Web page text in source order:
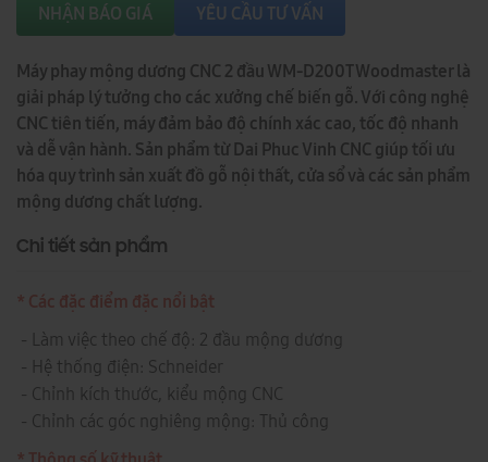
NHẬN BÁO GIÁ YÊU CẦU TƯ VẤN
Máy phay mộng dương CNC 2 đầu WM-D200T Woodmaster là
giải pháp lý tưởng cho các xưởng chế biến gỗ. Với công nghệ
CNC tiên tiến, máy đảm bảo độ chính xác cao, tốc độ nhanh
và dễ vận hành. Sản phẩm từ Dai Phuc Vinh CNC giúp tối ưu
hóa quy trình sản xuất đồ gỗ nội thất, cửa sổ và các sản phẩm
mộng dương chất lượng.
Chi tiết sản phẩm
* Các đặc điểm đặc nổi bật
- Làm việc theo chế độ: 2 đầu mộng dương
- Hệ thống điện: Schneider
- Chỉnh kích thước, kiểu mộng CNC
- Chỉnh các góc nghiêng mộng: Thủ công